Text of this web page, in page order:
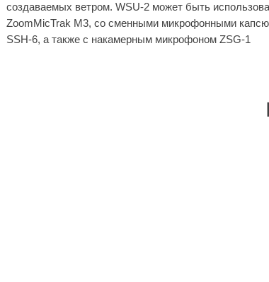
создаваемых ветром. WSU-2 может быть
ZoomMicTrak M3, со сменными микрофонными
SSH-6, а также с накамерным микрофоном ZSG-1